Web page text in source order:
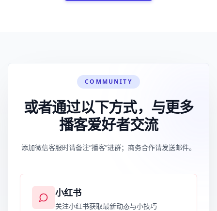
COMMUNITY
或者通过以下方式，与更多
播客爱好者交流
添加微信客服时请备注“播客”进群；商务合作请发送邮件。
小红书
关注小红书获取最新动态与小技巧